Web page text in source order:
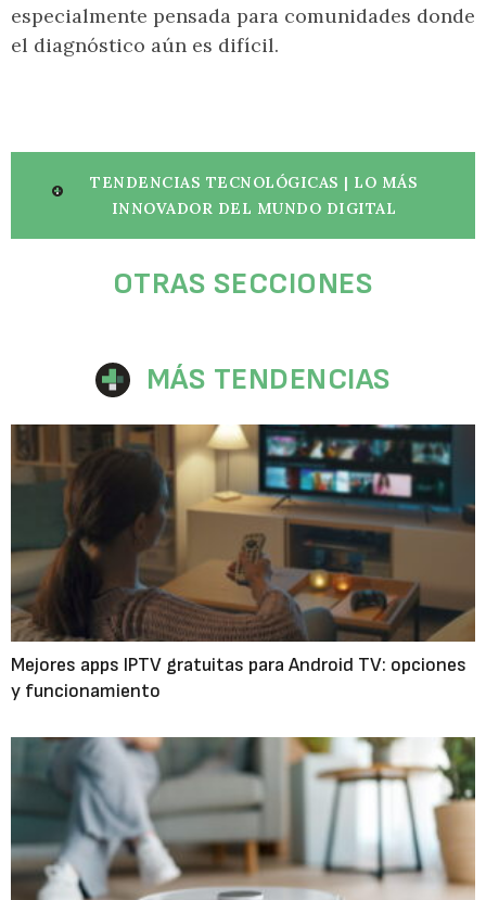
especialmente pensada para comunidades donde
el diagnóstico aún es difícil.
TENDENCIAS TECNOLÓGICAS | LO MÁS
INNOVADOR DEL MUNDO DIGITAL
OTRAS SECCIONES
MÁS TENDENCIAS
Mejores apps IPTV gratuitas para Android TV: opciones
y funcionamiento